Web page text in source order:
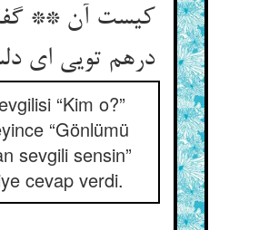
کیست آن **
درهم تویی ای دلستان‌‌
“Kim o?”
“Gönlümü
sevgili sensin”
cevap verdi.